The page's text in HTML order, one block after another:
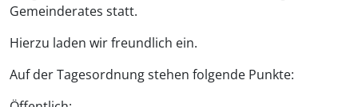
Gemeinderates statt.
Hierzu laden wir freundlich ein.
Auf der Tagesordnung stehen folgende Punkte: